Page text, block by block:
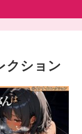
クション